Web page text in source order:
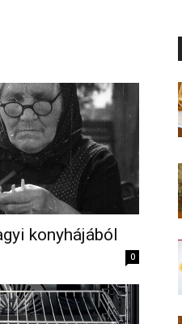
konyhájából
0